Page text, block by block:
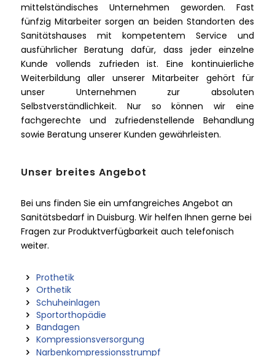
mittelständisches Unternehmen geworden. Fast
fünfzig Mitarbeiter sorgen an beiden Standorten des
Sanitätshauses mit kompetentem Service und
ausführlicher Beratung dafür, dass jeder einzelne
Kunde vollends zufrieden ist. Eine kontinuierliche
Weiterbildung aller unserer Mitarbeiter gehört für
unser Unternehmen zur absoluten
Selbstverständlichkeit. Nur so können wir eine
fachgerechte und zufriedenstellende Behandlung
sowie Beratung unserer Kunden gewährleisten.
Unser breites Angebot
Bei uns finden Sie ein umfangreiches Angebot an
Sanitätsbedarf in Duisburg. Wir helfen Ihnen gerne bei
Fragen zur Produktverfügbarkeit auch telefonisch
weiter.
Prothetik
Orthetik
Schuheinlagen
Sportorthopädie
Bandagen
Kompressionsversorgung
Narbenkompressionsstrumpf